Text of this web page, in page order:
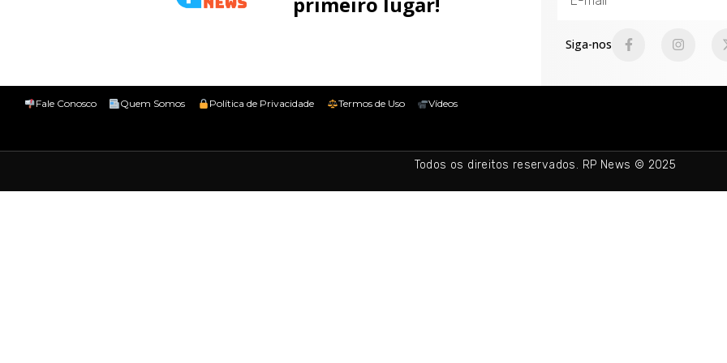
Siga-nos
Fale Conosco Quem Somos Política de Privacidade Termos de Uso Vídeos
Todos os direitos reservados. RP News © 2025